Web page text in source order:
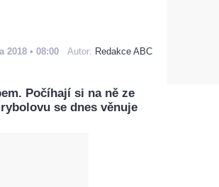
2018 • 08:00 Autor: Redakce ABC
Počíhají si na ně ze
se dnes věnuje